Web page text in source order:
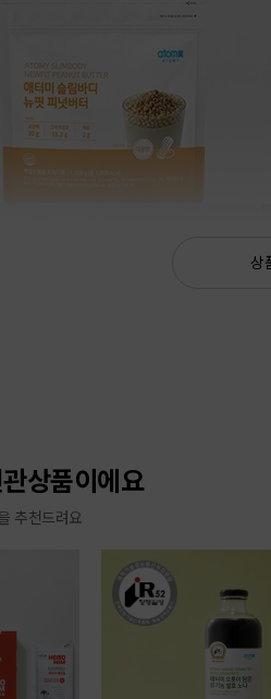
상
상품이에요
추천드려요